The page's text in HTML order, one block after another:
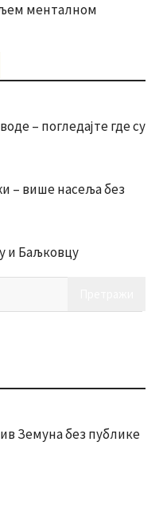
менталном
– погледајте где су
– више насеља без
и Баљковцу
Земуна без публике